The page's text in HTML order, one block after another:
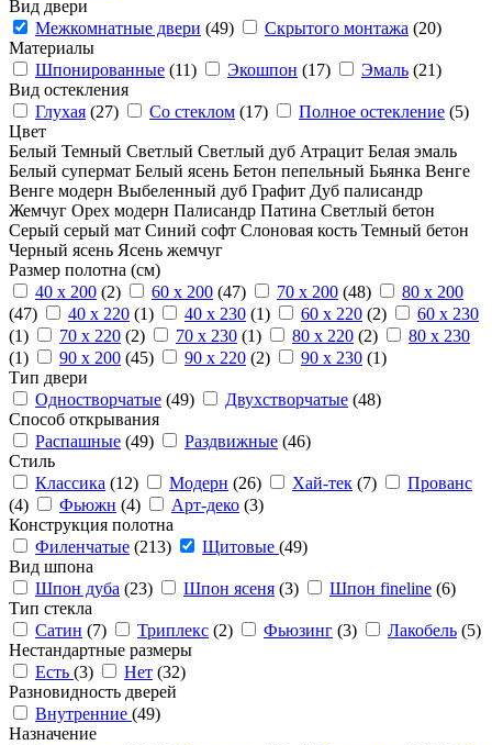
Вид двери
Межкомнатные двери (49) Скрытого монтажа (20)
Материалы
Шпонированные (11) Экошпон (17) Эмаль (21)
Вид остекления
Глухая (27) Со стеклом (17) Полное остекление (5)
Цвет
Белый Темный Светлый Светлый дуб Атрацит Белая эмаль
Белый супермат Белый ясень Бетон пепельный Бьянка Венге
Венге модерн Выбеленный дуб Графит Дуб палисандр
Жемчуг Орех модерн Палисандр Патина Светлый бетон
Серый серый мат Синий софт Слоновая кость Темный бетон
Черный ясень Ясень жемчуг
Размер полотна (см)
40 x 200 (2) 60 x 200 (47) 70 x 200 (48)
80 x 200
(47)
40 x 220 (1) 40 x 230 (1) 60 x 220 (2)
60 x 230
(1)
70 x 220 (2) 70 x 230 (1) 80 x 220 (2)
80 x 230
(1)
90 x 200 (45) 90 x 220 (2) 90 x 230 (1)
Тип двери
Одностворчатые (49) Двухстворчатые (48)
Способ открывания
Распашные (49) Раздвижные (46)
Стиль
Классика (12) Модерн (26) Хай-тек (7)
Прованс
(4)
Фьюжн (4) Арт-деко (3)
Конструкция полотна
Филенчатые (213) Щитовые (49)
Вид шпона
Шпон дуба (23) Шпон ясеня (3) Шпон fineline (6)
Тип стекла
Сатин (7) Триплекс (2) Фьюзинг (3) Лакобель (5)
Нестандартные размеры
Есть (3) Нет (32)
Разновидность дверей
Внутренние (49)
Назначение